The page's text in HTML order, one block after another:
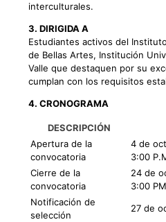
interculturales.
3. DIRIGIDA A
Estudiantes activos del
de Bellas Artes, Institución
Valle que destaquen por su
cumplan con los requisitos
4. CRONOGRAMA
DESCRIPCIÓN
Apertura de la
convocatoria
4 de
3:00
Cierre de la
convocatoria
24 de
3:00 PM
Notificación de
selección
27 de